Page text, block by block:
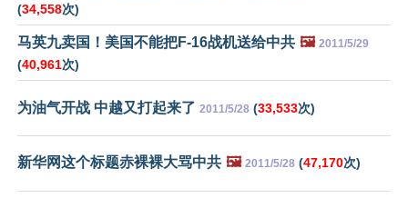
(34,558次)
马英九卖国！美国不能把F-16战机送给中共 🖼️ 2011/5/29
(40,961次)
为油气开战 中越又打起来了 2011/5/28 (33,533次)
新华网这个标题赤裸裸大骂中共 🖼️ 2011/5/28 (47,170次)